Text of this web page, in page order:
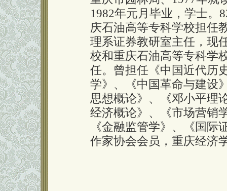
1982年元月毕业，学士。
庆石油高等专科学校担任
理系证券教研室主任，现
校和重庆石油高等专科学
任。曾担任《中国近代历
学》、《中国革命与建设
思想概论》、《邓小平理
经济概论》、《市场营销
《金融监管学》、《国
作家协会会员，重庆经济